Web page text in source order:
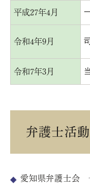
平成27年4月
令和4年9月
令和7年3月
弁護士活
愛知県弁護士会